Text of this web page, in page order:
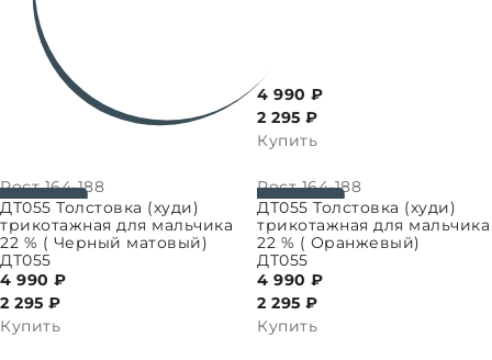
4 990 ₽
2 295 ₽
Купить
Рост 164-188
ДТ055 Толстовка (худи)
трикотажная для мальчика
22 % ( Черный матовый)
ДТ055
4 990 ₽
2 295 ₽
Купить
Рост 164-188
ВЫБРАТЬ ПАРАМЕТРЫДТ055 Толстовка (худи)
трикотажная для мальчика
22 % ( Оранжевый)
ДТ055
4 990 ₽
2 295 ₽
Купить